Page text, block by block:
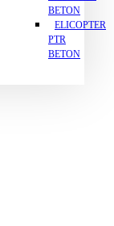
BETON
ELICOPTER
PTR
BETON